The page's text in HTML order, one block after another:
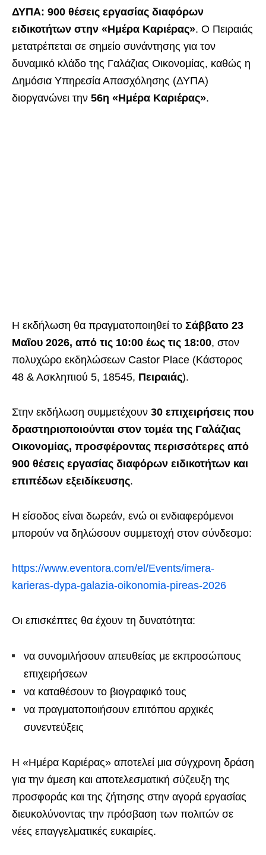
ΔΥΠΑ: 900 θέσεις εργασίας διαφόρων
ειδικοτήτων στην «Ημέρα Καριέρας». Ο Πειραιάς
μετατρέπεται σε σημείο συνάντησης για τον
δυναμικό κλάδο της Γαλάζιας Οικονομίας, καθώς η
Δημόσια Υπηρεσία Απασχόλησης (ΔΥΠΑ)
διοργανώνει την 56η «Ημέρα Καριέρας».
Η εκδήλωση θα πραγματοποιηθεί το Σάββατο 23
Μαΐου 2026, από τις 10:00 έως τις 18:00, στον
πολυχώρο εκδηλώσεων Castor Place (Κάστορος
48 & Ασκληπιού 5, 18545, Πειραιάς).
Στην εκδήλωση συμμετέχουν 30 επιχειρήσεις που
δραστηριοποιούνται στον τομέα της Γαλάζιας
Οικονομίας, προσφέροντας περισσότερες από
900 θέσεις εργασίας διαφόρων ειδικοτήτων και
επιπέδων εξειδίκευσης.
Η είσοδος είναι δωρεάν, ενώ οι ενδιαφερόμενοι
μπορούν να δηλώσουν συμμετοχή στον σύνδεσμο:
https://www.eventora.com/el/Events/imera-
karieras-dypa-galazia-oikonomia-pireas-2026
Οι επισκέπτες θα έχουν τη δυνατότητα:
να συνομιλήσουν απευθείας με εκπροσώπους
επιχειρήσεων
να καταθέσουν το βιογραφικό τους
να πραγματοποιήσουν επιτόπου αρχικές
συνεντεύξεις
Η «Ημέρα Καριέρας» αποτελεί μια σύγχρονη δράση
για την άμεση και αποτελεσματική σύζευξη της
προσφοράς και της ζήτησης στην αγορά εργασίας
διευκολύνοντας την πρόσβαση των πολιτών σε
νέες επαγγελματικές ευκαιρίες.